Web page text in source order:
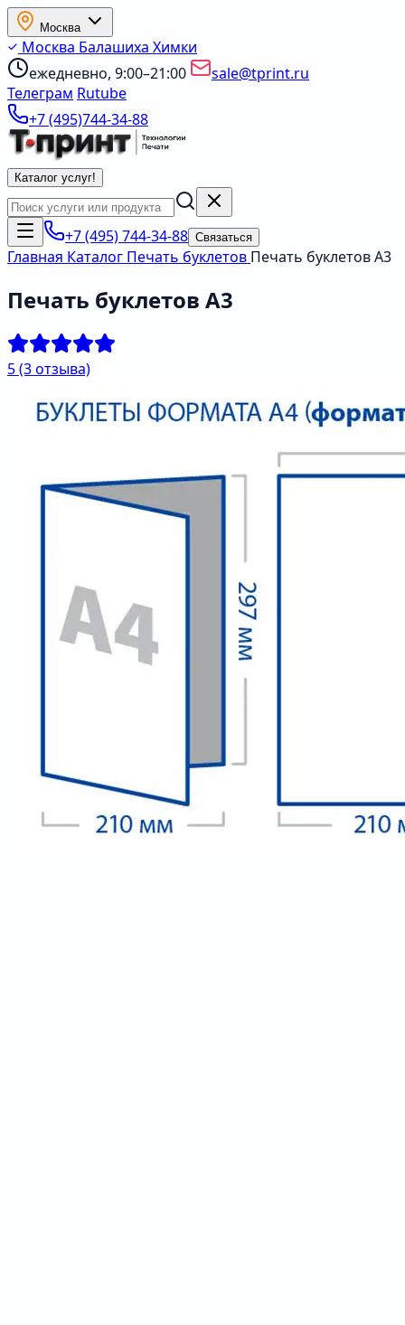
Москва
Москва Балашиха Химки
ежедневно, 9:00–21:00
sale@tprint.ru
Телеграм Rutube
+7 (495)744-34-88
Каталог услуг!
+7 (495) 744-34-88 Связаться
Главная Каталог Печать буклетов Печать буклетов А3
Печать буклетов А3
5(3 отзыва)